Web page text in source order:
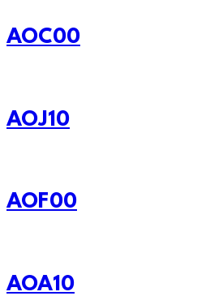
AOC00
AOJ10
AOF00
AOA10